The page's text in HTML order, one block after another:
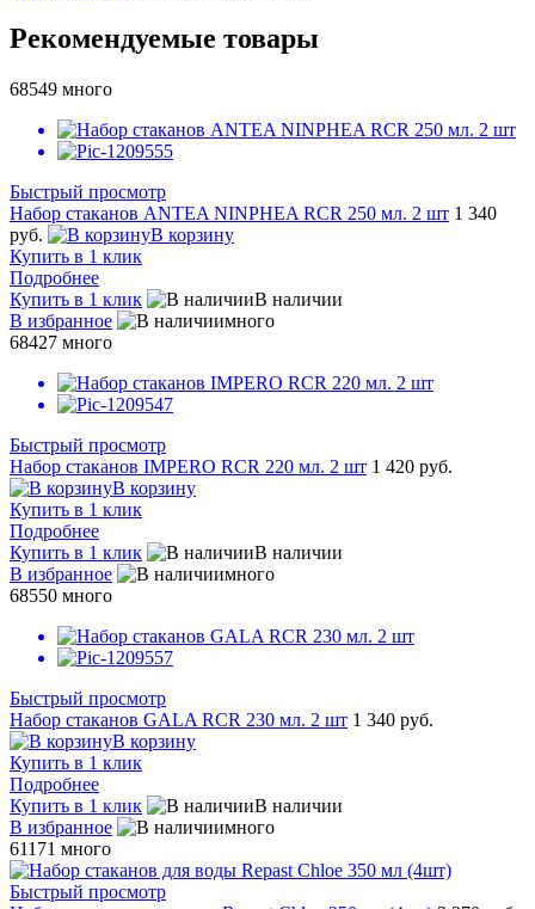
Рекомендуемые товары
68549 много
Быстрый просмотр
Набор стаканов ANTEA NINPHEA RCR 250 мл. 2 шт 1 340
руб.
В корзину
Купить в 1 клик
Подробнее
Купить в 1 клик
В наличии
В избранное
много
68427 много
Быстрый просмотр
Набор стаканов IMPERO RCR 220 мл. 2 шт 1 420 руб.
В корзину
Купить в 1 клик
Подробнее
Купить в 1 клик
В наличии
В избранное
много
68550 много
Быстрый просмотр
Набор стаканов GALA RCR 230 мл. 2 шт 1 340 руб.
В корзину
Купить в 1 клик
Подробнее
Купить в 1 клик
В наличии
В избранное
много
61171 много
Быстрый просмотр